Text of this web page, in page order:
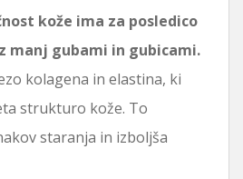
kože ima za posledico
manj gubami in gubicami.
kolagena in elastina, ki
strukturo kože. To
staranja in izboljša